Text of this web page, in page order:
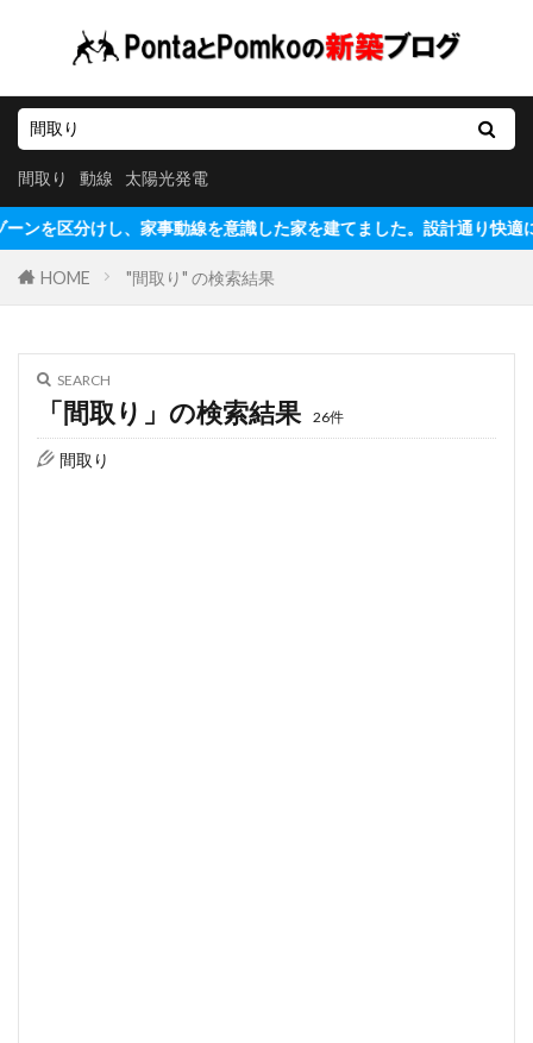
間取り 動線 太陽光発電
し、家事動線を意識した家を建てました。設計通り快適に生活で
HOME "間取り" の検索結果
SEARCH
「間取り」の検索結果 26件
間取り